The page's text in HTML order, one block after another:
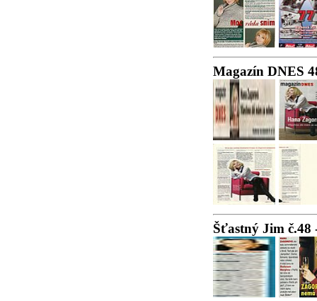
Magazín DNES
Šťastný Jim č.48